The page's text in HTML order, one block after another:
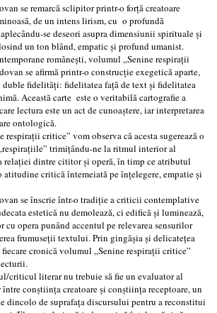
se remarcă sclipitor printr-o forță creatoare
de un intens lirism, cu o profundă
se deseori asupra dimensiunii spirituale și
un ton blând, empatic și profund umanist.
românești, volumul „Senine respirații
se afirmă printr-o construcție exegetică aparte,
duble fidelități: fidelitatea față de text și fidelitatea
Această carte este o veritabilă cartografie a
lectura este un act de cunoaștere, iar interpretarea
ontologică.
critice” vom observa că acesta sugerează o
trimițându-ne la ritmul interior al
relației dintre cititor și operă, în timp ce atributul
atitudine critică întemeiată pe înțelegere, empatie și
se înscrie într-o tradiție a criticii contemplative
estetică nu demolează, ci edifică și luminează,
opera punând accentul pe relevarea sensurilor
frumuseții textului. Prin gingășia și delicatețea
cronică volumul „Senine respirații critice”
criticul literar nu trebuie să fie un evaluator al
conștiința creatoare și conștiința receptoare, un
dincolo de suprafața discursului pentru a reconstitui